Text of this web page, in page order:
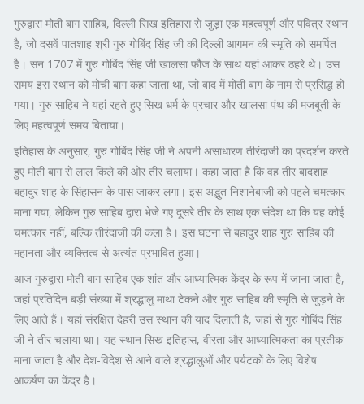
गुरुद्वारा मोती बाग साहिब, दिल्ली सिख इतिहास से जुड़ा एक महत्वपूर्ण और पवित्र स्थान
है, जो दसवें पातशाह श्री गुरु गोबिंद सिंह जी की दिल्ली आगमन की स्मृति को समर्पित
है। सन 1707 में गुरु गोबिंद सिंह जी खालसा फौज के साथ यहां आकर ठहरे थे। उस
समय इस स्थान को मोची बाग कहा जाता था, जो बाद में मोती बाग के नाम से प्रसिद्ध हो
गया। गुरु साहिब ने यहां रहते हुए सिख धर्म के प्रचार और खालसा पंथ की मजबूती के
लिए महत्वपूर्ण समय बिताया।
इतिहास के अनुसार, गुरु गोबिंद सिंह जी ने अपनी असाधारण तीरंदाजी का प्रदर्शन करते
हुए मोती बाग से लाल किले की ओर तीर चलाया। कहा जाता है कि वह तीर बादशाह
बहादुर शाह के सिंहासन के पास जाकर लगा। इस अद्भुत निशानेबाजी को पहले चमत्कार
माना गया, लेकिन गुरु साहिब द्वारा भेजे गए दूसरे तीर के साथ एक संदेश था कि यह कोई
चमत्कार नहीं, बल्कि तीरंदाजी की कला है। इस घटना से बहादुर शाह गुरु साहिब की
महानता और व्यक्तित्व से अत्यंत प्रभावित हुआ।
आज गुरुद्वारा मोती बाग साहिब एक शांत और आध्यात्मिक केंद्र के रूप में जाना जाता है,
जहां प्रतिदिन बड़ी संख्या में श्रद्धालु माथा टेकने और गुरु साहिब की स्मृति से जुड़ने के
लिए आते हैं। यहां संरक्षित देहरी उस स्थान की याद दिलाती है, जहां से गुरु गोबिंद सिंह
जी ने तीर चलाया था। यह स्थान सिख इतिहास, वीरता और आध्यात्मिकता का प्रतीक
माना जाता है और देश-विदेश से आने वाले श्रद्धालुओं और पर्यटकों के लिए विशेष
आकर्षण का केंद्र है।